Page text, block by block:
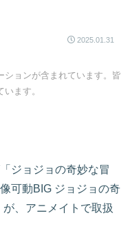
2025.01.31
ョンが含まれています。皆
ます。
ジョジョの奇妙な冒
可動BIG ジョジョの奇
が、アニメイトで取扱